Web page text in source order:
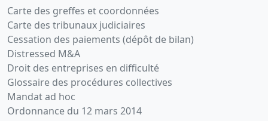
Carte des greffes et coordonnées
Carte des tribunaux judiciaires
Cessation des paiements (dépôt de bilan)
Distressed M&A
Droit des entreprises en difficulté
Glossaire des procédures collectives
Mandat ad hoc
Ordonnance du 12 mars 2014